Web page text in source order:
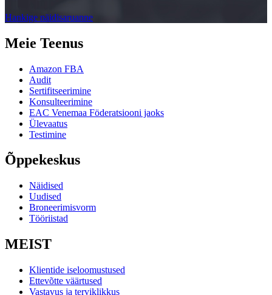
Hankige näidisaruanne
Meie Teenus
Amazon FBA
Audit
Sertifitseerimine
Konsulteerimine
EAC Venemaa Föderatsiooni jaoks
Ülevaatus
Testimine
Õppekeskus
Näidised
Uudised
Broneerimisvorm
Tööriistad
MEIST
Klientide iseloomustused
Ettevõtte väärtused
Vastavus ja terviklikkus